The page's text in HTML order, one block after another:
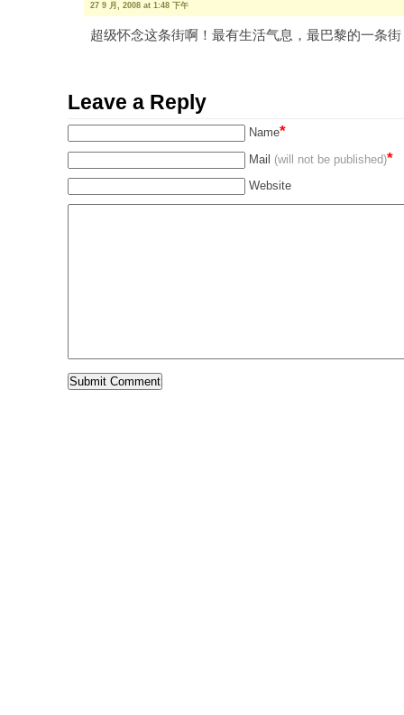
27 9 月, 2008 at 1:48 下午
超级怀念这条街啊！最有生活气息，最巴黎的一条街
Leave a Reply
Name*
Mail (will not be published)*
Website